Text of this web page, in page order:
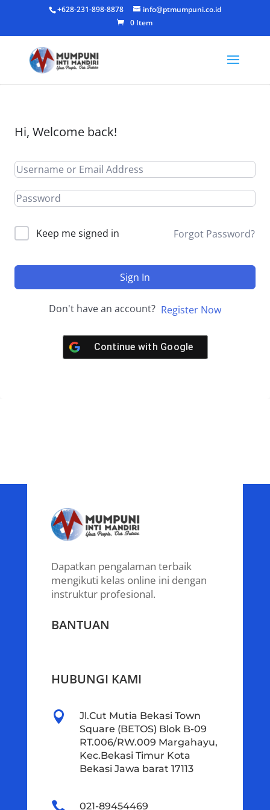
+628-231-898-8878
info@ptmumpuni.co.id
0 Item
Hi, Welcome back!
Keep me signed in Forgot Password?
Sign In
Don't have an account? Register Now
Continue with Google
Dapatkan pengalaman terbaik
mengikuti kelas online ini dengan
instruktur profesional.
BANTUAN
HUBUNGI KAMI

Jl.Cut Mutia Bekasi Town
Square (BETOS) Blok B-09
RT.006/RW.009 Margahayu,
Kec.Bekasi Timur Kota
Bekasi Jawa barat 17113
 021-89454469